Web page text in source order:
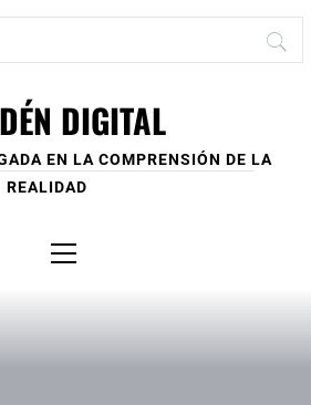
DIGITAL
EN LA COMPRENSIÓN DE LA
REALIDAD
principal